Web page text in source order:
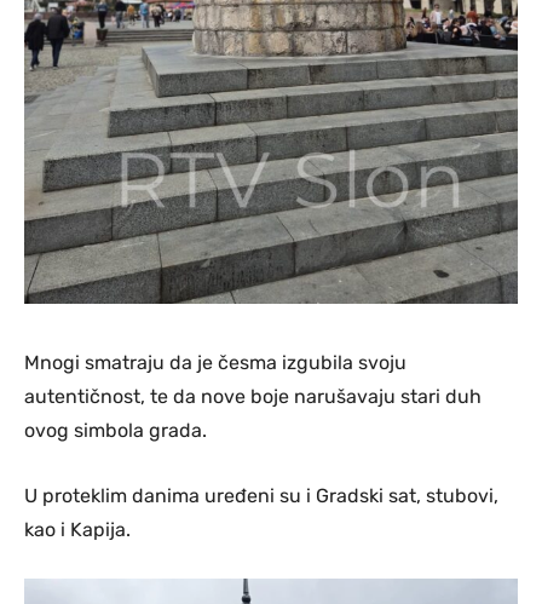
Mnogi smatraju da je česma izgubila svoju
autentičnost, te da nove boje narušavaju stari duh
ovog simbola grada.
U proteklim danima uređeni su i Gradski sat, stubovi,
kao i Kapija.